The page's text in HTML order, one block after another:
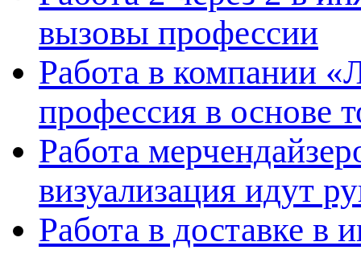
вызовы профессии
Работа в компании
профессия в основе
Работа
визуализация идут
Работа в доставке в